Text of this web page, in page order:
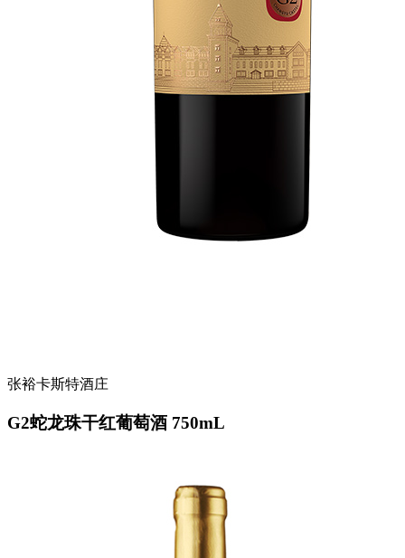
张裕卡斯特酒庄
G2蛇龙珠干红葡萄酒 750mL